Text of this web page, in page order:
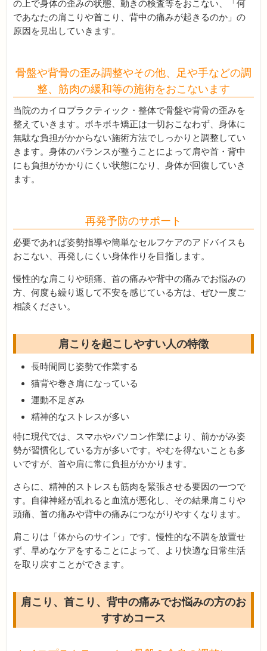
の上で身体の歪みの状態、動きの検査等をおこない、「何
であなたの肩こりや首こり、背中の痛みが起きるのか」の
原因を見出していきます。
骨盤や背骨の歪み調整やその他、足や手などの調
整、筋肉の緩和等の施術をおこないます
当院のカイロプラクティック・整体で骨盤や背骨の歪みを
整えていきます。ボキボキ矯正は一切おこなわず、身体に
無駄な負担がかからない施術方法でしっかりと調整してい
きます。身体のバランスが整うことによって肩や首・背中
にも負担がかかりにくい状態になり、身体が回復していき
ます。
再発予防のサポート
必要であれば姿勢指導や簡単なセルフケアのアドバイスも
おこない、再発しにくい身体作りを目指します。
慢性的な肩こりや頭痛、首の痛みや背中の痛みでお悩みの
方、何度も繰り返して不安を感じている方は、ぜひ一度ご
相談ください。
肩こりを起こしやすい人の特徴
長時間同じ姿勢で作業する
猫背や巻き肩になっている
運動不足ぎみ
精神的なストレスが多い
特に現代では、スマホやパソコン作業により、前かがみ姿
勢が習慣化している方が多いです。やむを得ないことも多
いですが、首や肩に常に負担がかかります。
さらに、精神的ストレスも筋肉を緊張させる要因の一つで
す。自律神経が乱れると血流が悪化し、その結果肩こりや
頭痛、首の痛みや背中の痛みにつながりやすくなります。
肩こりは「体からのサイン」です。慢性的な不調を放置せ
ず、早めなケアをすることによって、より快適な日常生活
を取り戻すことができます。
肩こり、首こり、背中の痛みでお悩みの方のお
すすめコース